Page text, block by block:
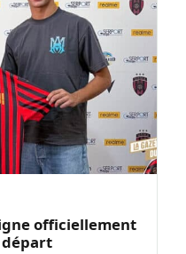
officiellement
départ